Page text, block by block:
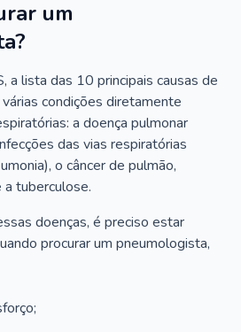
um
a lista das 10 principais causas de
condições diretamente
a doença pulmonar
das vias respiratórias
o câncer de pulmão,
tuberculose.
doenças, é preciso estar
procurar um pneumologista,